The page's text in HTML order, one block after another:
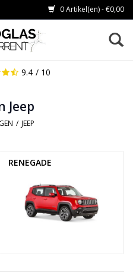
0 Artikel(en) - €0,00
9.4 / 10
Jeep
/ JEEP
RENEGADE